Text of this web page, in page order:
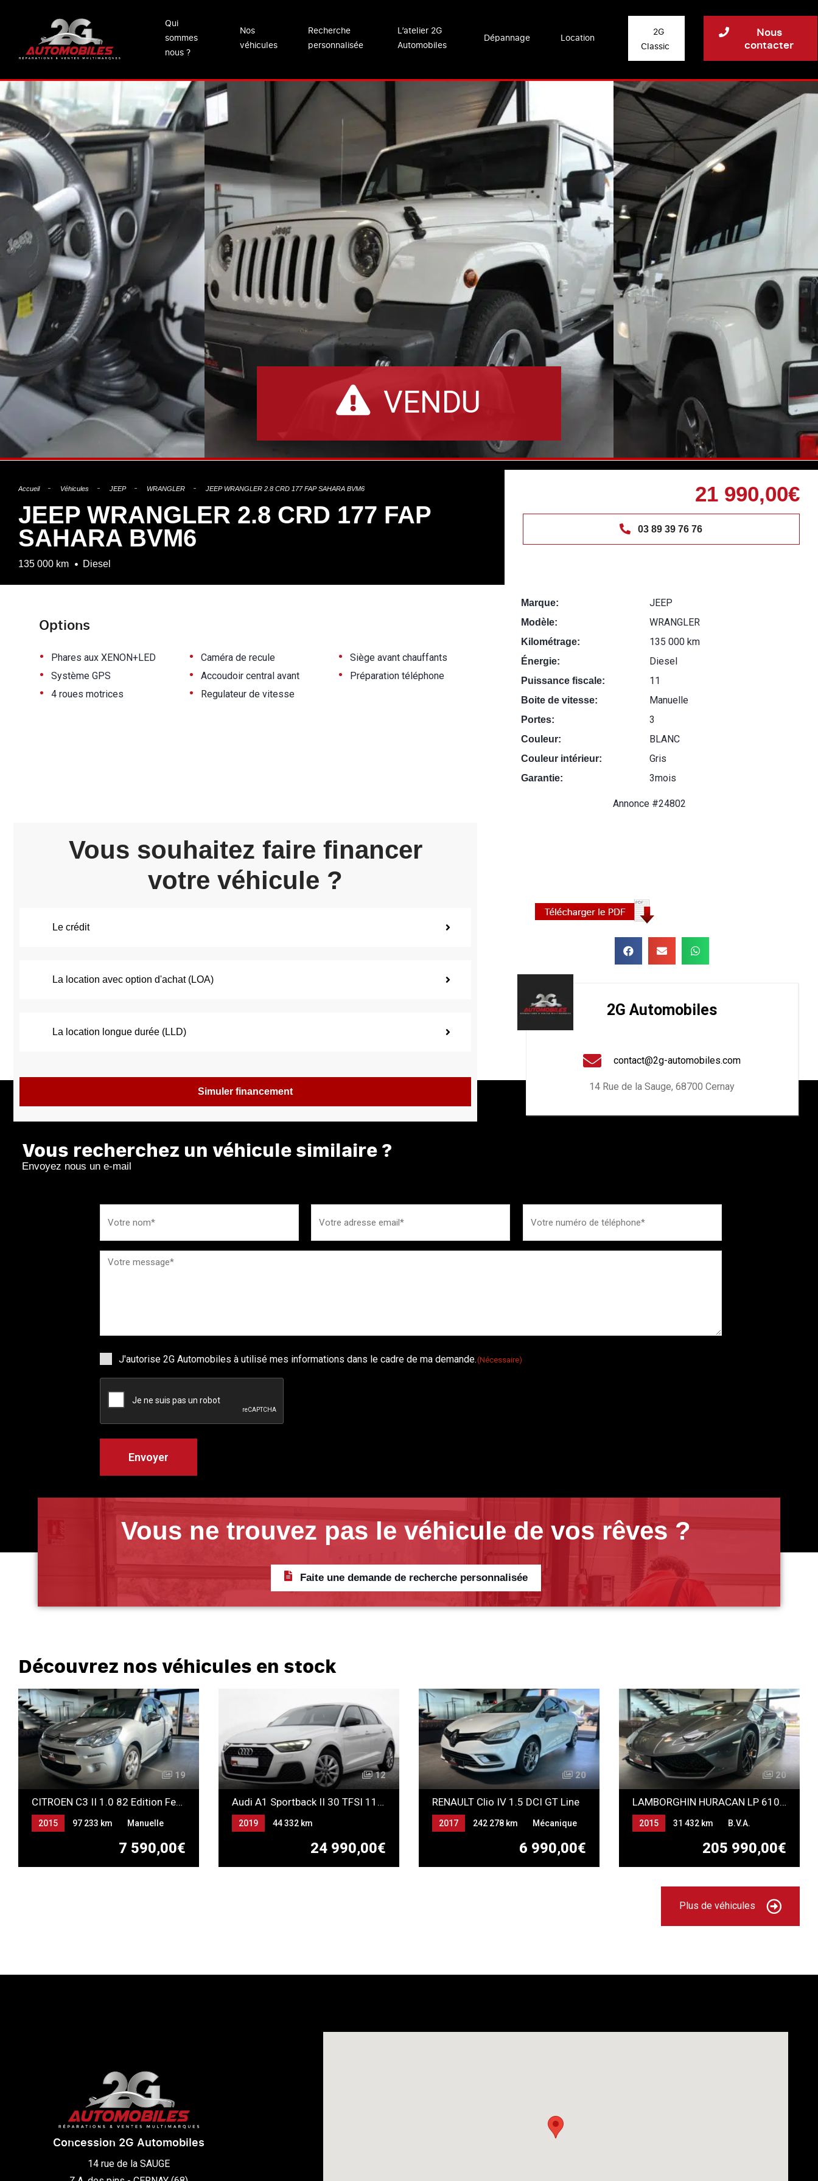
Qui
sommes
nous ?
Nos
véhicules
Recherche
personnalisée
L’atelier 2G
Automobiles
Dépannage Location
2G
Classic
Nous
contacter
VENDU
Accueil Véhicules JEEP WRANGLER JEEP WRANGLER 2.8 CRD 177 FAP SAHARA BVM6
JEEP WRANGLER 2.8 CRD 177 FAP
SAHARA BVM6
135 000 km Diesel
21 990,00€
03 89 39 76 76
Options
• Phares aux XENON+LED • Caméra de recule • Siège avant chauffants
• Système GPS • Accoudoir central avant • Préparation téléphone
• 4 roues motrices • Regulateur de vitesse
Marque: JEEP
Modèle: WRANGLER
Kilométrage: 135 000 km
Énergie: Diesel
Puissance fiscale: 11
Boite de vitesse: Manuelle
Portes: 3
Couleur: BLANC
Couleur intérieur: Gris
Garantie: 3mois
Annonce #24802
Vous souhaitez faire financer
votre véhicule ?
Le crédit
La location avec option d'achat (LOA)
La location longue durée (LLD)
Simuler financement
2G Automobiles
contact@2g-automobiles.com
14 Rue de la Sauge, 68700 Cernay
Vous recherchez un véhicule similaire ?
Envoyez nous un e-mail
J'autorise 2G Automobiles à utilisé mes informations dans le cadre de ma demande.(Nécessaire)
Vous ne trouvez pas le véhicule de vos rêves ?
Faite une demande de recherche personnalisée
Découvrez nos véhicules en stock
19
CITROEN C3 II 1.0 82 Edition Feel - Distribution remplacée
7 590,00€
2015 97 233 km
Manuelle
12
Audi A1 Sportback II 30 TFSI 110 S-Tronic
24 990,00€
2019
44 332 km
20
RENAULT Clio IV 1.5 DCI GT Line
6 990,00€
2017 242 278 km
Mécanique
20
LAMBORGHIN HURACAN LP 610-4
205 990,00€
2015 31 432 km
B.V.A.
Plus de véhicules
Concession 2G Automobiles
14 rue de la SAUGE